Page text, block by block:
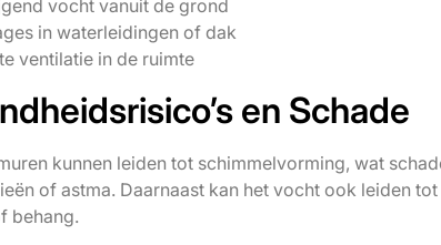
vocht vanuit de grond
in waterleidingen of dak
ventilatie in de ruimte
en Schade
kunnen leiden tot schimmelvorming, wat
of astma. Daarnaast kan het vocht ook leiden
behang.